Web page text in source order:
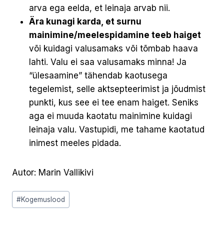
arva ega eelda, et leinaja arvab nii.
Ära kunagi karda, et surnu
mainimine/meelespidamine teeb haiget
või kuidagi valusamaks või tõmbab haava
lahti. Valu ei saa valusamaks minna! Ja
“ülesaamine” tähendab kaotusega
tegelemist, selle aktsepteerimist ja jõudmist
punkti, kus see ei tee enam haiget. Seniks
aga ei muuda kaotatu mainimine kuidagi
leinaja valu. Vastupidi, me tahame kaotatud
inimest meeles pidada.
Autor: Marin Vallikivi
Post
Tags:
#Kogemuslood